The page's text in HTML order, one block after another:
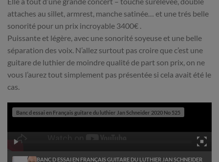
attaches au sillet, armrest, manche satinée… et une trés belle
sonorité pour un prix incroyable 3400€ .
Puissante et légère, avec une sonorité soyeuse et une belle
séparation des voix. N’allez surtout pas croire que c’est une
guitare de luthier de moindre qualité de part son prix, on ne
vous l’aurez tout simplement pas présentée si cela avait été le
cas.
Banc d essai en Français guitare du luthier Jan Schneider 2020 No 525
BANC D ESSAI EN FRANÇAIS GUITARE DU LUTHIER JAN SCHNEIDER